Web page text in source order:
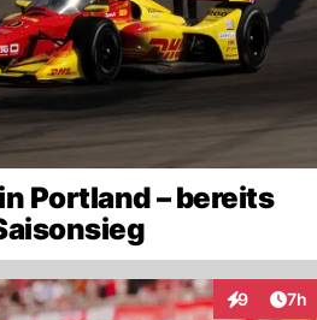
Portland – bereits
9 7h